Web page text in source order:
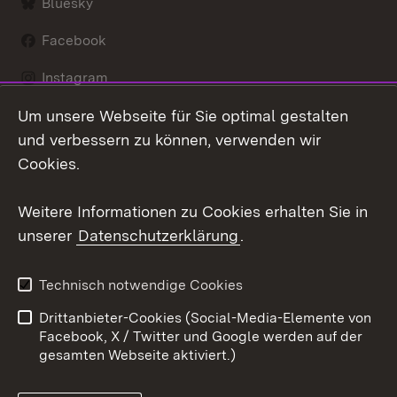
Facebook
Instagram
LinkedIn
Datenschutz
Barrierefreiheit
Impressum
Cookies
Um unsere Webseite für Sie optimal gestalten
und verbessern zu können, verwenden wir
Cookies.
Weitere Informationen zu Cookies erhalten Sie in
unserer Datenschutzerklärung.
Technisch notwendige Cookies
Drittanbieter-Cookies (Social-Media-Elemente von
Facebook, X / Twitter und Google werden auf der
gesamten Webseite aktiviert.)